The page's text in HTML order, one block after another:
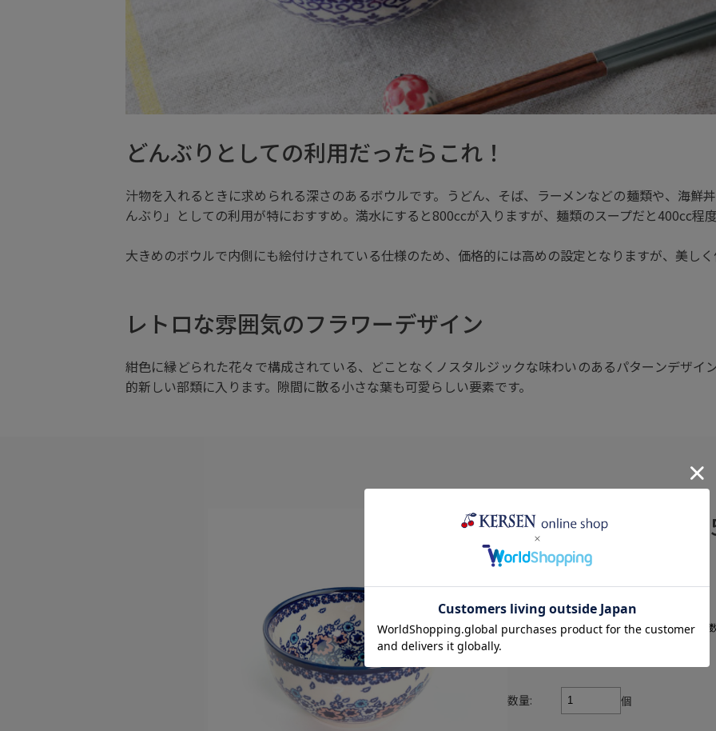
どんぶりとしての利用だったらこれ！
汁物を入れるときに求められる深さのあるボウルです。うどん、そば、ラーメンなどの麺類や、海鮮
んぶり」としての利用が特におすすめ。満水にすると800ccが入りますが、麺類のスープだと400cc程
大きめのボウルで内側にも絵付けされている仕様のため、価格的には高めの設定となりますが、美し
レトロな雰囲気のフラワーデザイン
紺色に縁どられた花々で構成されている、どことなくノスタルジックな味わいのあるパターンデザイ
的新しい部類に入ります。隙間に散る小さな葉も可愛らしい要素です。
ヌードルボウル
¥9,295
なら月々3,098円から。分割手
数量: 個